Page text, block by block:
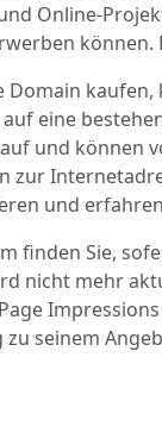
Online-
können.
Domain
eine
und können
zur
und
finden Sie,
nicht mehr
zu seinem